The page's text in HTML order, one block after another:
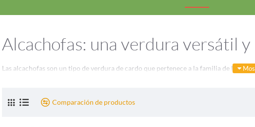
Alcachofas: una verdura versátil
Las alcachofas son un tipo de verdura de cardo que pertenece a la familia de los
En esta categoría, exploraremos los diversos aspectos de las alcachofas, incluida
Comparación de productos